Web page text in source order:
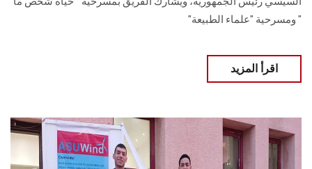
" ومسرحية "علماء ‏الطبيعة"
اقرأ المزيد